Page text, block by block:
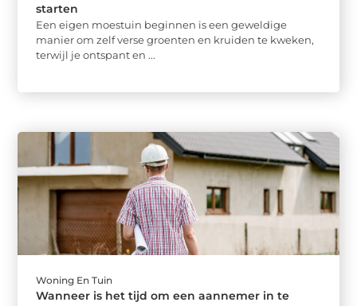
starten
Een eigen moestuin beginnen is een geweldige
manier om zelf verse groenten en kruiden te kweken,
terwijl je ontspant en ...
Woning En Tuin
Wanneer is het tijd om een aannemer in te